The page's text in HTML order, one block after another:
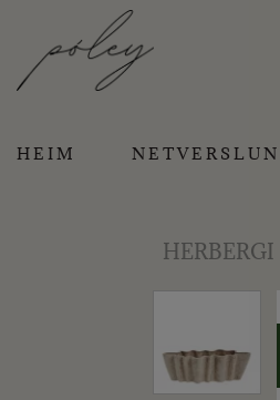
content
HEIM NETVERSLUN
HERBERGI